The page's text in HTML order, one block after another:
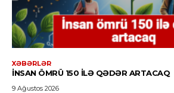
XƏBƏRLƏR
İNSAN ÖMRÜ 150 ILƏ QƏDƏR ARTACAQ
9 Ağustos 2026